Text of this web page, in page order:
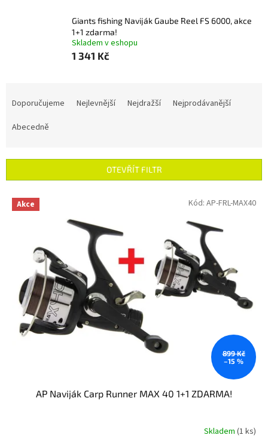
Giants fishing Naviják Gaube Reel FS 6000, akce
1+1 zdarma!
Skladem v eshopu
1 341 Kč
r
Doporučujeme Nejlevnější Nejdražší
Nejprodávanější
Abecedně
OTEVŘÍT FILTR
V Akce
899 Kč
–15 %
AP Naviják Carp Runner MAX 40 1+1 ZDARMA!
Skladem (1 ks)
Kód: AP-FRL-MAX40